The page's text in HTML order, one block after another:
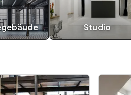
Studio